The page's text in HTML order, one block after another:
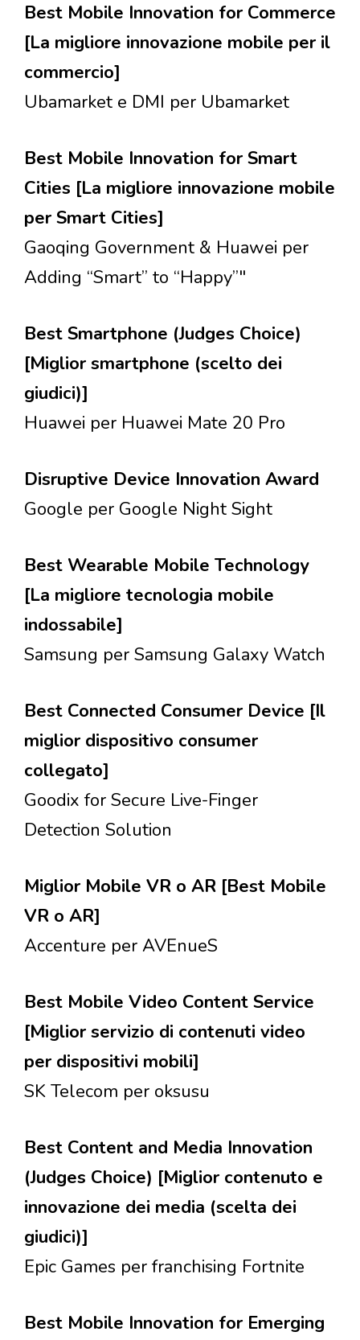
Best Mobile Innovation for Commerce
[La migliore innovazione mobile per il
commercio]
Ubamarket e DMI per Ubamarket
Best Mobile Innovation for Smart
Cities [La migliore innovazione mobile
per Smart Cities]
Gaoqing Government & Huawei per
Adding “Smart” to “Happy”"
Best Smartphone (Judges Choice)
[Miglior smartphone (scelto dei
giudici)]
Huawei per Huawei Mate 20 Pro
Disruptive Device Innovation Award
Google per Google Night Sight
Best Wearable Mobile Technology
[La migliore tecnologia mobile
indossabile]
Samsung per Samsung Galaxy Watch
Best Connected Consumer Device [Il
miglior dispositivo consumer
collegato]
Goodix for Secure Live-Finger
Detection Solution
Miglior Mobile VR o AR [Best Mobile
VR o AR]
Accenture per AVEnueS
Best Mobile Video Content Service
[Miglior servizio di contenuti video
per dispositivi mobili]
SK Telecom per oksusu
Best Content and Media Innovation
(Judges Choice) [Miglior contenuto e
innovazione dei media (scelta dei
giudici)]
Epic Games per franchising Fortnite
Best Mobile Innovation for Emerging